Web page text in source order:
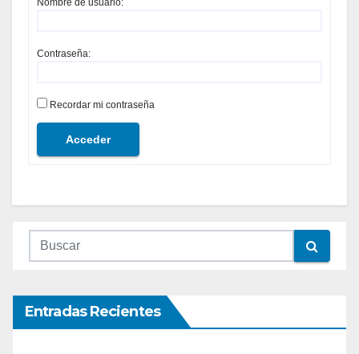
Nombre de usuario:
Contraseña:
Recordar mi contraseña
Acceder
Entradas Recientes